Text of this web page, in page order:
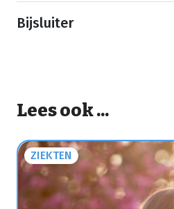
Bijsluiter
Lees ook ...
ZIEKTEN